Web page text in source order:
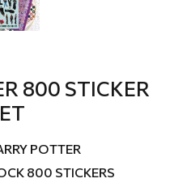
800 STICKER
POTTER
800 STICKERS